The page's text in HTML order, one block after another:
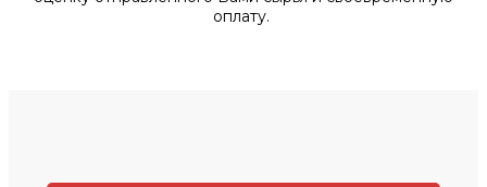
оплату.